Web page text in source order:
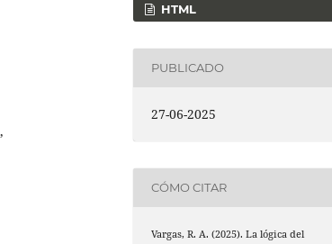
HTML
PUBLICADO
27-06-2025
CÓMO CITAR
Vargas, R. A. (2025). La lógica del